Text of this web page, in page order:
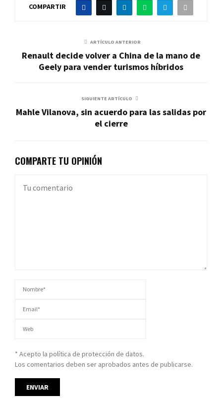
COMPARTIR
ARTÍCULO ANTERIOR
Renault decide volver a China de la mano de
Geely para vender turismos híbridos
SIGUIENTE ARTÍCULO
Mahle Vilanova, sin acuerdo para las salidas por
el cierre
COMPARTE TU OPINIÓN
* Acepto la política de protección de datos.
Los comentarios deben ser aprobados antes de publicarse.